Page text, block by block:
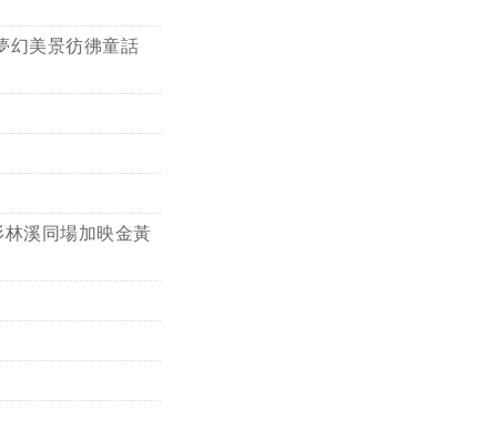
幻美景彷彿童話
溪同場加映金黃